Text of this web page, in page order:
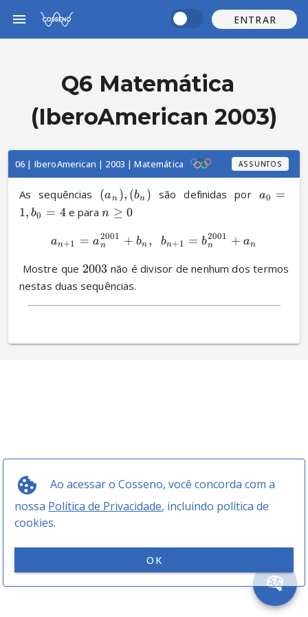
ENTRAR
Ao acessar o Cosseno, você concorda com a
nossa Política de Privacidade, incluindo política de
cookies.
OK
Q6 Matemática
(IberoAmerican 2003)
06 | IberoAmerican | 2003 | Matemática ASSUNTOS
As sequências (an ), (bn ) são definidas por a0
=
1, b0 = 4 e para n ≥ 0
an+1 = an
2001 + bn , bn+1 = bn
2001 + an
Mostre que 2003 não é divisor de nenhum dos termos
nestas duas sequências.